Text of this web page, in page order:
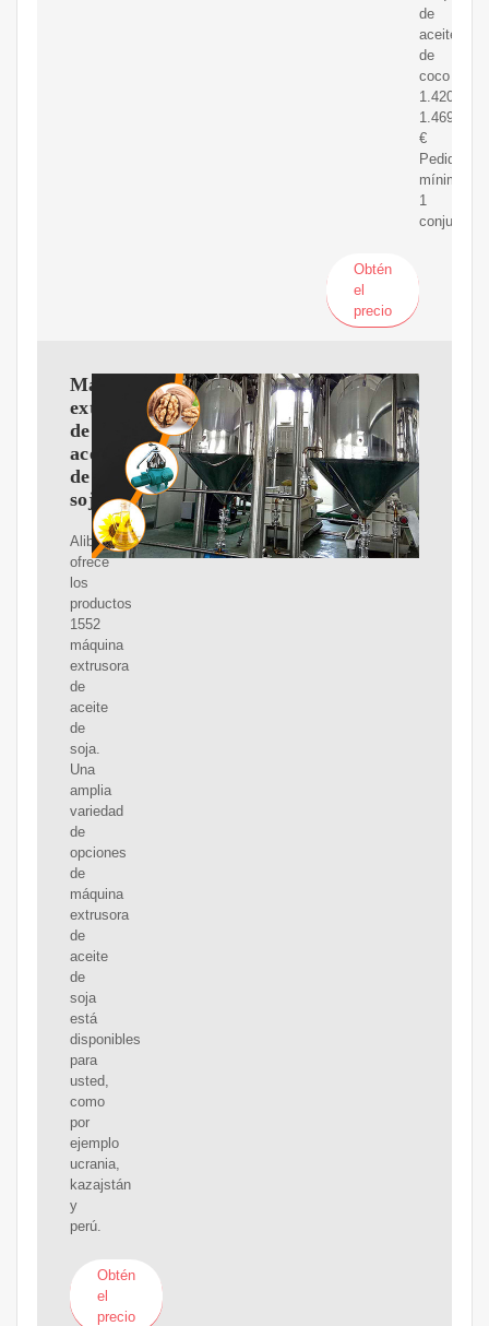
de
aceite
de
coco
1.420,28-
1.469,25
€
Pedido
mínimo:
1
conjunto
Obtén
el
precio
Máquina
extrusora
de
aceite
de
soja
Alibaba.com
ofrece
los
productos
1552
máquina
extrusora
de
aceite
de
soja.
Una
amplia
variedad
de
opciones
de
máquina
extrusora
de
aceite
de
soja
está
disponibles
para
usted,
como
por
ejemplo
ucrania,
kazajstán
y
perú.
Obtén
el
precio